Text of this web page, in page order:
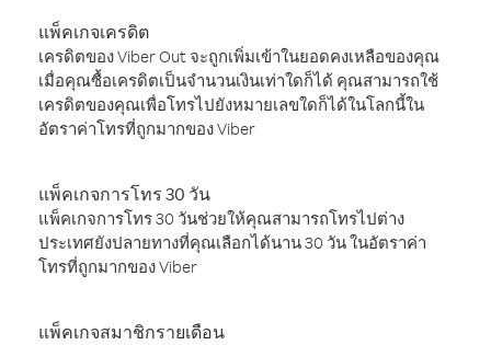
แพ็คเกจเครดิต
เครดิตของ Viber Out จะถูกเพิ่มเข้าในยอดคงเหลือของคุณ
เมื่อคุณซื้อเครดิตเป็นจำนวนเงินเท่าใดก็ได้ คุณสามารถใช้
เครดิตของคุณเพื่อโทรไปยังหมายเลขใดก็ได้ในโลกนี้ใน
อัตราค่าโทรที่ถูกมากของ Viber
แพ็คเกจการโทร 30 วัน
แพ็คเกจการโทร 30 วันช่วยให้คุณสามารถโทรไปต่าง
ประเทศยังปลายทางที่คุณเลือกได้นาน 30 วัน ในอัตราค่า
โทรที่ถูกมากของ Viber
แพ็คเกจสมาชิกรายเดือน